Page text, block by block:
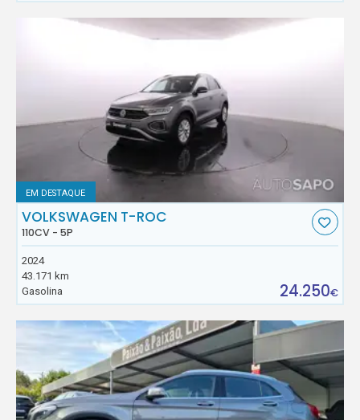
EM DESTAQUE
VOLKSWAGEN T-ROC
110CV - 5P
2024
43.171 km
Gasolina
24.250€